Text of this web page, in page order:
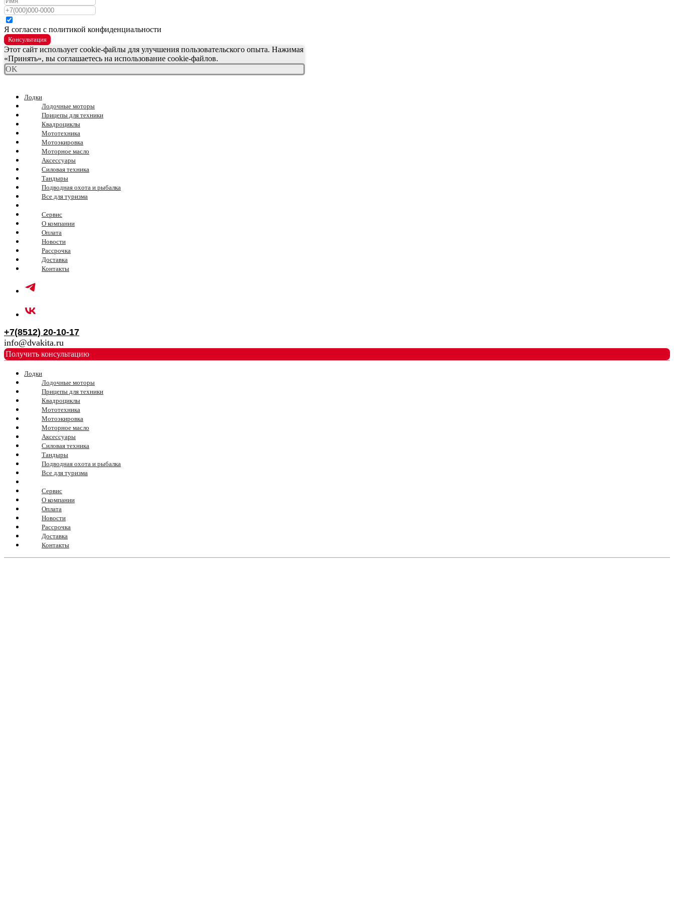
Я согласен с политикой конфиденциальности
Консультация
Этот сайт использует cookie-файлы для улучшения пользовательского опыта. Нажимая
«Принять», вы соглашаетесь на использование cookie-файлов.
OK
Лодки
Лодочные моторы
Прицепы для техники
Квадроциклы
Мототехника
Мотоэкировка
Моторное масло
Аксессуары
Силовая техника
Тандыры
Подводная охота и рыбалка
Все для туризма
Сервис
О компании
Оплата
Новости
Рассрочка
Доставка
Контакты
+7(8512) 20-10-17
info@dvakita.ru
Получить консультацию
Лодки
Лодочные моторы
Прицепы для техники
Квадроциклы
Мототехника
Мотоэкировка
Моторное масло
Аксессуары
Силовая техника
Тандыры
Подводная охота и рыбалка
Все для туризма
Сервис
О компании
Оплата
Новости
Рассрочка
Доставка
Контакты